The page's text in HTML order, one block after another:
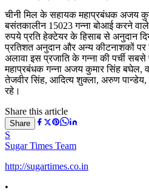
चीनी मिल के सहायक महाप्रबंधक अजय
बसंतकालीन 15023 गन्ना बोआई करने वाले
रुपये प्रति हेक्टेयर के हिसाब से अनुदान
प्रतिशत अनुदान और अन्य कीटनाशकों
अलावा इस प्रजाति के गन्ना की पर्ची
महाप्रबंधक गन्ना अजय कुमार सिंह बघेल,
तेजवीर सिंह, आदित्य शुक्ला, अरुण पान्डेय,
रहे।
Share this article
Share
S
Sugar Times Team
http://sugartimes.co.in
•